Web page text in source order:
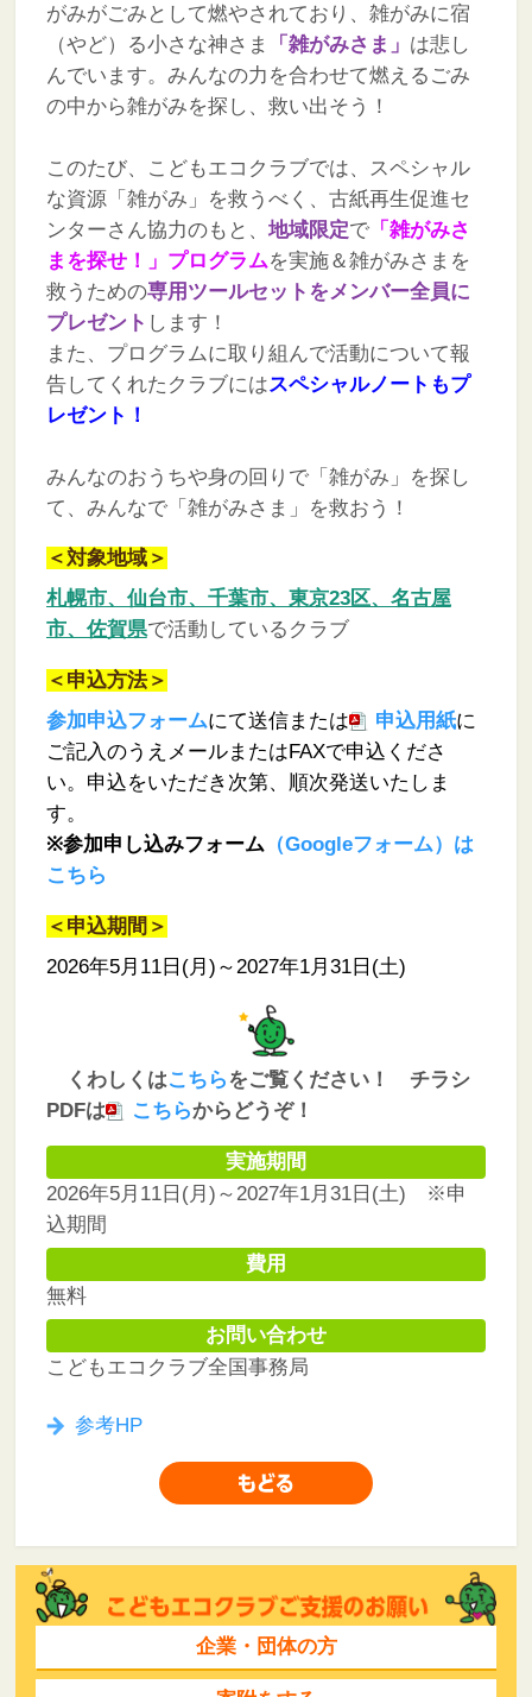
がみがごみとして燃やされており、雑がみに宿
（やど）る小さな神さま
「雑がみさま」 は悲し
んでいます。みんなの力を合わせて燃えるごみ
の中から雑がみを探し、救い出そう！
このたび、こどもエコクラブでは、スペシャル
な資源「雑がみ」を救うべく、古紙再生促進セ
ンターさん協力のもと、 地域限定で「雑がみさ
まを探せ！」プログラムを実施＆雑がみさまを
救うための専用ツールセットをメンバー全員に
プレゼント します！
また、プログラムに取り組んで活動について報
告してくれたクラブにはスペシャルノートもプ
レゼント！
みんなのおうちや身の回りで「雑がみ」を探し
て、みんなで「雑がみさま」を救おう！
＜対象地域＞
札幌市、仙台市、千葉市、東京23区、名古屋
市、佐賀県で活動しているクラブ
＜申込方法＞
参加申込フォームにて送信または 申込用紙に
ご記入のうえメールまたはFAXで申込くださ
い。 申込をいただき次第、順次発送いたしま
す。
※参加申し込みフォーム（Googleフォーム）は
こちら
＜申込期間＞
2026年5月11日(月)～2027年1月31日(土)
くわしくはこちらをご覧ください！ チラシ
PDFは
こちらからどうぞ！
実施期間
2026年5月11日(月)～2027年1月31日(土) ※申
込期間
費用
無料
お問い合わせ
こどもエコクラブ全国事務局
参考HP
企業・団体の方